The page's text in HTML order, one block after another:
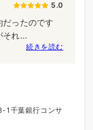
5.0
ったのです
それ...
続きを読む
1千葉銀行コンサ